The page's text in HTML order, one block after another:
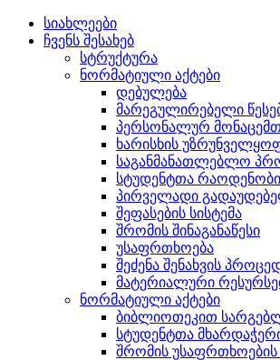
სიახლეები
ჩვენს შესახებ
სტრუქტურა
ნორმატიული აქტები
დებულება
მარეგულირებელი
პერსონალურ
ხარისხის
საგანმანათლებლო
სტუდენტთა
პირველადი
შეფასების სისტემა
შრომის შინაგანაწესი
უსაფრთხოება
შეძენა შენახვის
მატერიალური
ნორმატიული აქტები
ბიბლიოთეკით
სტუდენტთა
შრომის